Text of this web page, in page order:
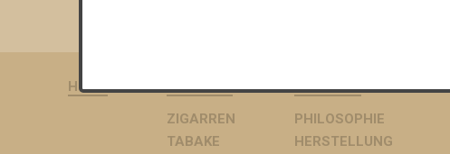
HOME
ANGEBOT
ZIGARREN
TABAKE
ÜBER UNS
PHILOSOPHIE
HERSTELLUNG